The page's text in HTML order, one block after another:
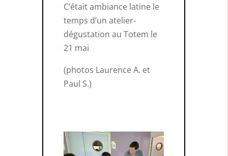
C’était ambiance latine le
temps d’un atelier-
dégustation au Totem le
21 mai
(photos Laurence A. et
Paul S.)